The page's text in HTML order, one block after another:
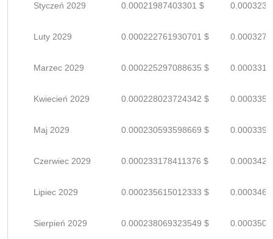
Styczeń 2029 0.00021987403301 $
Luty 2029 0.000222761930701 $
Marzec 2029 0.000225297088635 $
Kwiecień 2029 0.000228023724342 $
Maj 2029 0.000230593598669 $
Czerwiec 2029 0.000233178411376 $
Lipiec 2029 0.000235615012333 $
Sierpień 2029 0.000238069323549 $